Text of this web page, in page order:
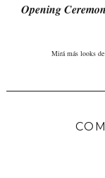
Opening
Mirá más looks